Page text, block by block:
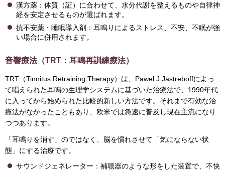
漢方薬：体質（証）に合わせて、水分代謝を整えるものや自律神
経を安定させるものが選ばれます。
抗不安薬・睡眠導入剤：耳鳴りによるストレス、不安、不眠が強
い場合に併用されます。
音響療法（TRT：耳鳴再訓練療法）
TRT（Tinnitus Retraining Therapy）は、Pawel J.Jastreboffによっ
て唱えられた耳鳴の生理学システムに基づいた治療法で、1990年代
に入ってから始められた比較的新しい方法です。それまで有効な治
療法がなかったこともあり、欧米では急速に普及し現在主流になり
つつあります。
「耳鳴りを消す」のではなく、脳を慣れさせて「気にならない状
態」にする治療です。
サウンドジェネレーター：補聴器のような形をした装置で、不快